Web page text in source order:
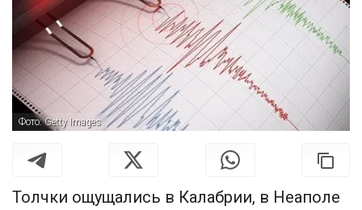
Фото: Getty Images
Толчки ощущались в Калабрии, в Неаполе